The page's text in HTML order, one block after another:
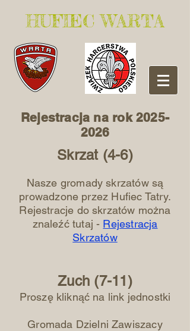
​HUFIEC WARTA
Rejestracja na rok 2025-
2026
Skrzat (4-6)
Nasze gromady skrzatów są
prowadzone przez Hufiec Tatry.
Rejestracje do skrzatów można
znaleźć tutaj - Rejestracja
Skrzatów
Zuch (7-11)
Proszę kliknąć na link jednostki
Gromada Dzielni Zawiszacy